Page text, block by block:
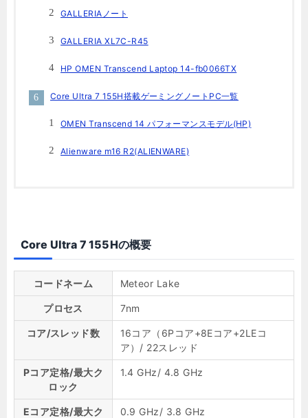
GALLERIAノート
GALLERIA XL7C-R45
HP OMEN Transcend Laptop 14-fb0066TX
Core Ultra 7 155H搭載ゲーミングノートPC一覧
OMEN Transcend 14 パフォーマンスモデル(HP)
Alienware m16 R2(ALIENWARE)
Core Ultra 7 155Hの概要
コードネーム Meteor Lake
プロセス 7nm
コア/スレッド数
16コア（6Pコア+8Eコア+2LEコ
ア）/ 22スレッド
Pコア定格/最大ク
ロック
1.4 GHz/ 4.8 GHz
Eコア定格/最大ク
0.9 GHz/ 3.8 GHz